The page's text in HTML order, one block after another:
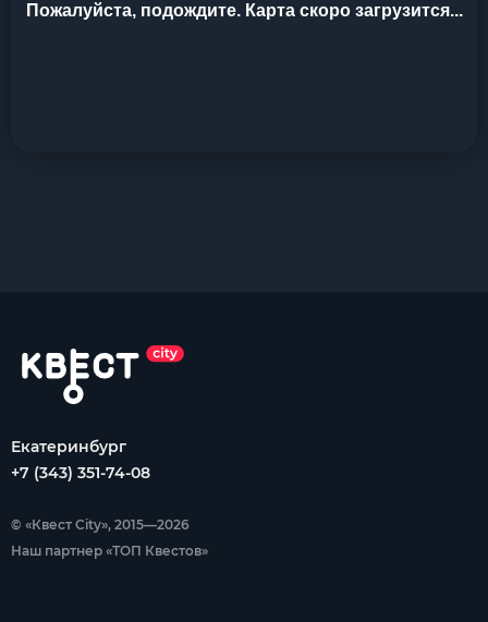
Пожалуйста, подождите. Карта скоро загрузится...
Екатеринбург
+7 (343) 351-74-08
© «Квест City», 2015—2026
Наш партнер «ТОП Квестов»